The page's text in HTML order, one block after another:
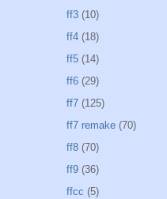
ff3 (10)
ff4 (18)
ff5 (14)
ff6 (29)
ff7 (125)
ff7 remake (70)
ff8 (70)
ff9 (36)
ffcc (5)